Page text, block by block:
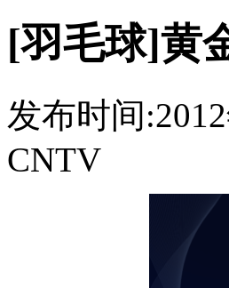
[羽毛球]黄
发布时间
CNTV